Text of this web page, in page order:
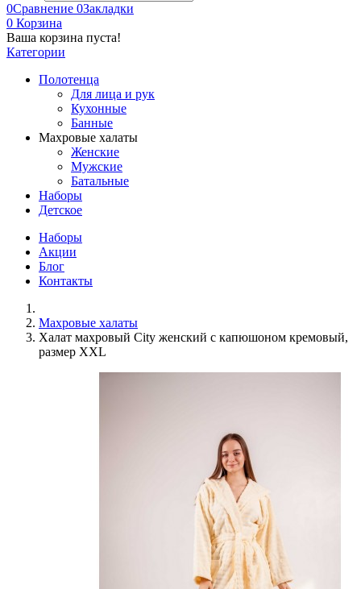
0Сравнение 0Закладки
0 Корзина
Ваша корзина пуста!
Категории
Полотенца
Для лица и рук
Кухонные
Банные
Махровые халаты
Женские
Мужские
Батальные
Наборы
Детское
Наборы
Акции
Блог
Контакты
Махровые халаты
Халат махровый City женский с капюшоном кремовый,
размер XXL